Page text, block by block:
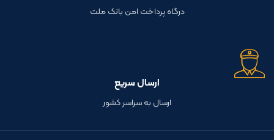
درگاه پرداخت امن بانک ملت
ارسال سریع
ارسال به سراسر کشور